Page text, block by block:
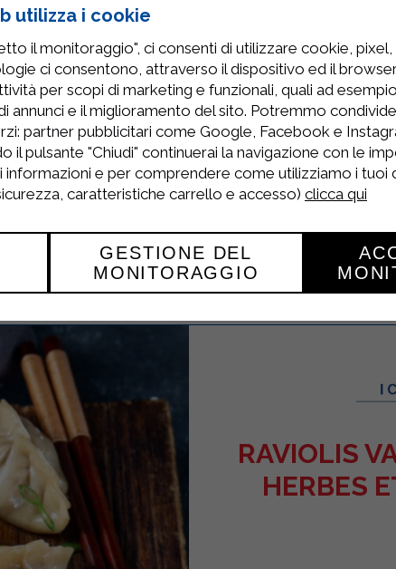
la ricotta Sterilgarda, l'œuf, le parmesan
d'un rouleau à pâtisserie, étalez-la en fines
Sterilgarda et placez-la au milieu de la
y les cellules de par-dessus que vous
les raviolis.
dans une grande quantité d'eau salée.
noix de beurre et de quelques feuilles de
RAVIOLIS
HERBES
utilizza i cookie
il monitoraggio", ci consenti di utilizzare cookie,
ci consentono, attraverso il dispositivo ed il
per scopi di marketing e funzionali, quali ad
annunci e il miglioramento del sito. Potremmo
partner pubblicitari come Google, Facebook e
il pulsante "Chiudi" continuerai la navigazione con le
informazioni e per comprendere come utilizziamo i tuoi
caratteristiche carrello e accesso) clicca qui
GESTIONE DEL
MONITORAGGIO